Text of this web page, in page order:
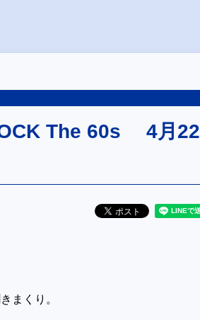
The 60s 4月22
まくり。